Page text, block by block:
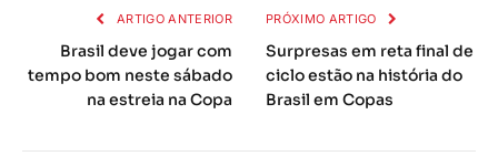
ARTIGO ANTERIOR
Brasil deve jogar com
tempo bom neste sábado
na estreia na Copa
PRÓXIMO ARTIGO
Surpresas em reta final de
ciclo estão na história do
Brasil em Copas